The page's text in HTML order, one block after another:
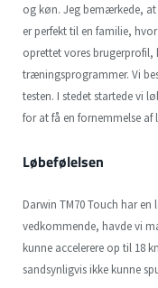
og køn. Jeg bemærkede,
er perfekt til en familie,
oprettet vores
træningsprogrammer. Vi
testen. I stedet startede vi
for at få en fornemmelse af
Løbefølelsen
Darwin TM70 Touch har en
vedkommende, havde vi
kunne accelerere op til 18
sandsynligvis ikke kunne